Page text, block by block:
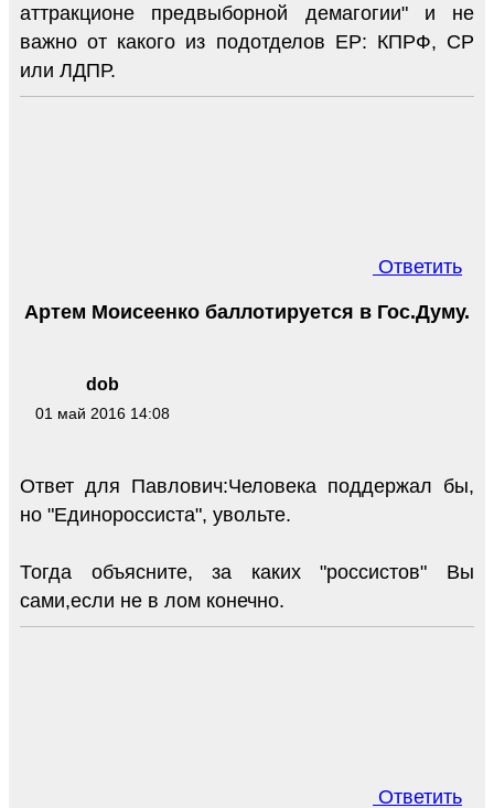
аттракционе предвыборной демагогии" и не
важно от какого из подотделов ЕР: КПРФ, СР
или ЛДПР.
Ответить
dob
01 май 2016 14:08
Артем Моисеенко баллотируется в Гос.Думу.
Ответ для Павлович:Человека поддержал бы,
но "Единороссиста", увольте.
Тогда объясните, за каких "россистов" Вы
сами,если не в лом конечно.
Ответить